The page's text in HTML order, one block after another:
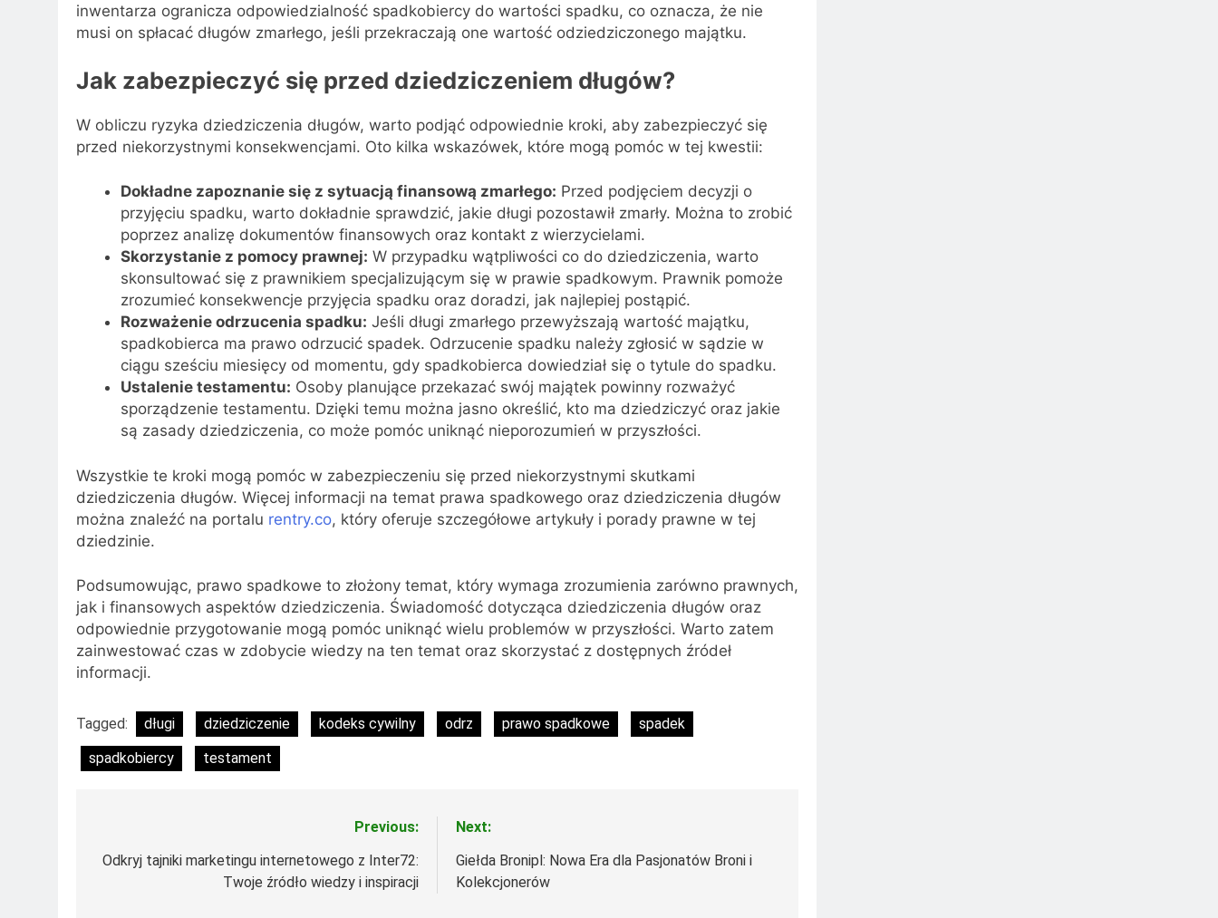
inwentarza ogranicza odpowiedzialność spadkobiercy do wartości spadku, co oznacza, że nie
musi on spłacać długów zmarłego, jeśli przekraczają one wartość odziedziczonego majątku.
Jak zabezpieczyć się przed dziedziczeniem długów?
W obliczu ryzyka dziedziczenia długów, warto podjąć odpowiednie kroki, aby zabezpieczyć się
przed niekorzystnymi konsekwencjami. Oto kilka wskazówek, które mogą pomóc w tej kwestii:
Dokładne zapoznanie się z sytuacją finansową zmarłego: Przed podjęciem decyzji o
przyjęciu spadku, warto dokładnie sprawdzić, jakie długi pozostawił zmarły. Można to zrobić
poprzez analizę dokumentów finansowych oraz kontakt z wierzycielami.
Skorzystanie z pomocy prawnej: W przypadku wątpliwości co do dziedziczenia, warto
skonsultować się z prawnikiem specjalizującym się w prawie spadkowym. Prawnik pomoże
zrozumieć konsekwencje przyjęcia spadku oraz doradzi, jak najlepiej postąpić.
Rozważenie odrzucenia spadku: Jeśli długi zmarłego przewyższają wartość majątku,
spadkobierca ma prawo odrzucić spadek. Odrzucenie spadku należy zgłosić w sądzie w
ciągu sześciu miesięcy od momentu, gdy spadkobierca dowiedział się o tytule do spadku.
Ustalenie testamentu: Osoby planujące przekazać swój majątek powinny rozważyć
sporządzenie testamentu. Dzięki temu można jasno określić, kto ma dziedziczyć oraz jakie
są zasady dziedziczenia, co może pomóc uniknąć nieporozumień w przyszłości.
Wszystkie te kroki mogą pomóc w zabezpieczeniu się przed niekorzystnymi skutkami
dziedziczenia długów. Więcej informacji na temat prawa spadkowego oraz dziedziczenia długów
można znaleźć na portalu rentry.co, który oferuje szczegółowe artykuły i porady prawne w tej
dziedzinie.
Podsumowując, prawo spadkowe to złożony temat, który wymaga zrozumienia zarówno prawnych,
jak i finansowych aspektów dziedziczenia. Świadomość dotycząca dziedziczenia długów oraz
odpowiednie przygotowanie mogą pomóc uniknąć wielu problemów w przyszłości. Warto zatem
zainwestować czas w zdobycie wiedzy na ten temat oraz skorzystać z dostępnych źródeł
informacji.
Tagged: długi dziedziczenie kodeks cywilny odrz prawo spadkowe
spadek
spadkobiercy
testament
wpisu
Previous:
Odkryj tajniki marketingu internetowego z Inter72:
Twoje źródło wiedzy i inspiracji
Next:
Giełda Bronipl: Nowa Era dla Pasjonatów Broni i
Kolekcjonerów